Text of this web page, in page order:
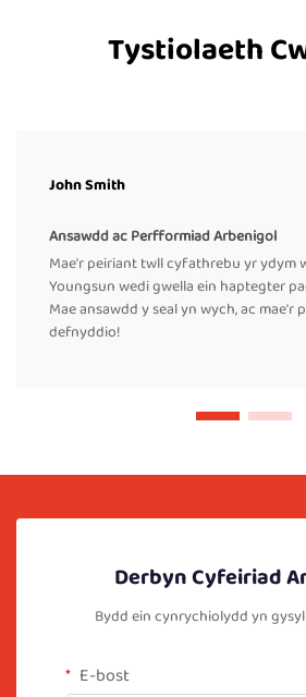
Tystiolaeth
John Smith
Ansawdd ac Perfformiad Arbenigol
Mae'r peiriant twll cyfathrebu yr ydym
Youngsun wedi gwella ein haptegter
Mae ansawdd y seal yn wych, ac mae'r
defnyddio!
Derbyn Cyfeiriad
Bydd ein cynrychiolydd yn
E-bost